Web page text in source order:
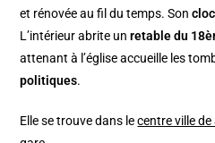
et rénovée au fil du temps. Son
L’intérieur abrite unretable du
attenant à l’église accueille les
politiques.
Elle se trouve dans lecentre ville